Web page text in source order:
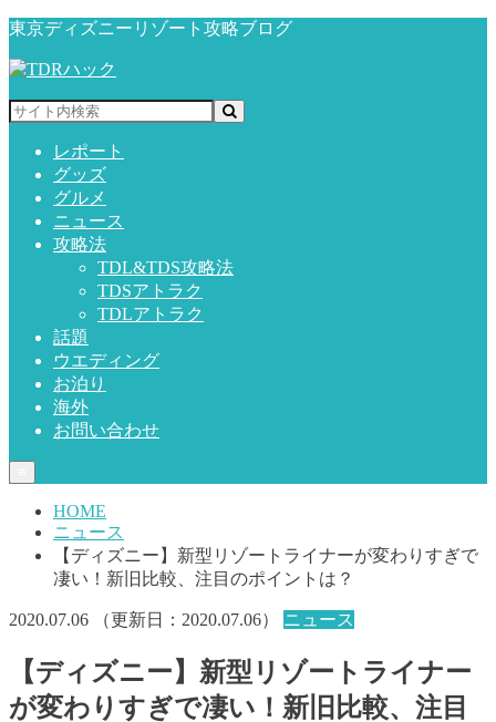
東京ディズニーリゾート攻略ブログ
レポート
グッズ
グルメ
ニュース
攻略法
TDL&TDS攻略法
TDSアトラク
TDLアトラク
話題
ウエディング
お泊り
海外
お問い合わせ
HOME
ニュース
【ディズニー】新型リゾートライナーが変わりすぎで
凄い！新旧比較、注目のポイントは？
2020.07.06 （更新日： 2020.07.06） ニュース
【ディズニー】新型リゾートライナー
が変わりすぎで凄い！新旧比較、注目